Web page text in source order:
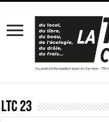
LTC 23